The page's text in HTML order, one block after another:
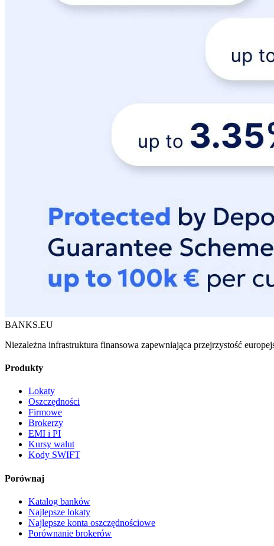
BANKS.EU
Niezależna infrastruktura finansowa zapewniająca przejrzystość
Produkty
Lokaty
Oszczędności
Firmowe
Brokerzy
EMI i PI
Kursy walut
Kody SWIFT
Porównaj
Katalog banków
Najlepsze lokaty
Najlepsze konta oszczędnościowe
Porównanie brokerów